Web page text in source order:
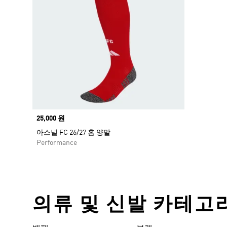
Price
25,000 원
아스널 FC 26/27 홈 양말
Performance
의류 및 신발 카테고